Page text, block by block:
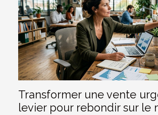
Transformer une vente
levier pour rebondir sur le